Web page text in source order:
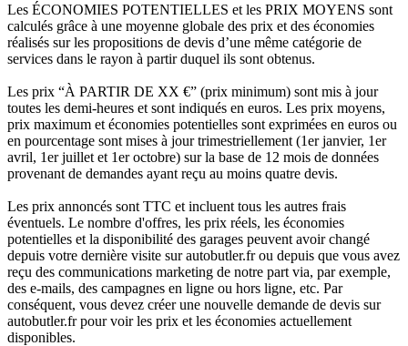
Les ÉCONOMIES POTENTIELLES et les PRIX MOYENS sont
calculés grâce à une moyenne globale des prix et des économies
réalisés sur les propositions de devis d’une même catégorie de
services dans le rayon à partir duquel ils sont obtenus.
Les prix “À PARTIR DE XX €” (prix minimum) sont mis à jour
toutes les demi-heures et sont indiqués en euros. Les prix moyens,
prix maximum et économies potentielles sont exprimées en euros ou
en pourcentage sont mises à jour trimestriellement (1er janvier, 1er
avril, 1er juillet et 1er octobre) sur la base de 12 mois de données
provenant de demandes ayant reçu au moins quatre devis.
Les prix annoncés sont TTC et incluent tous les autres frais
éventuels. Le nombre d'offres, les prix réels, les économies
potentielles et la disponibilité des garages peuvent avoir changé
depuis votre dernière visite sur autobutler.fr ou depuis que vous avez
reçu des communications marketing de notre part via, par exemple,
des e-mails, des campagnes en ligne ou hors ligne, etc. Par
conséquent, vous devez créer une nouvelle demande de devis sur
autobutler.fr pour voir les prix et les économies actuellement
disponibles.